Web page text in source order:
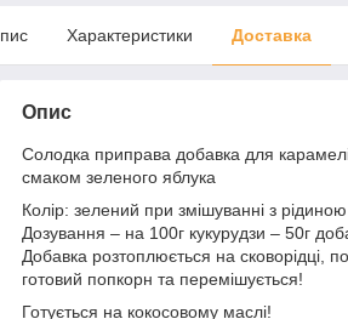
Характеристики Доставка
Опис
Солодка приправа добавка для
смаком зеленого яблука
Колір: зелений при змішуванні з рідиною
Дозування – на 100г кукурудзи – 50г
Добавка розтоплюється на сковорідці,
готовий попкорн та перемішується!
Готується на кокосовому маслі!